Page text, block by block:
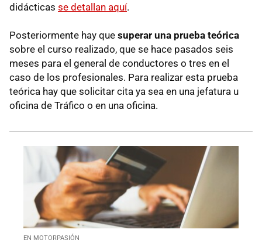
didácticas se detallan aquí.
Posteriormente hay que superar una prueba teórica
sobre el curso realizado, que se hace pasados seis
meses para el general de conductores o tres en el
caso de los profesionales. Para realizar esta prueba
teórica hay que solicitar cita ya sea en una jefatura u
oficina de Tráfico o en una oficina.
EN MOTORPASIÓN